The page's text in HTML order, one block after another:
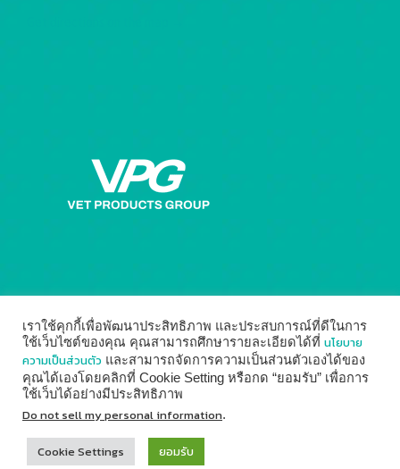
↑
เราใช้คุกกี้เพื่อพัฒนาประสิทธิภาพ และประสบการณ์ที่ดีในการ
ใช้เว็บไซต์ของคุณ คุณสามารถศึกษารายละเอียดได้ที่ นโยบาย
ความเป็นส่วนตัว และสามารถจัดการความเป็นส่วนตัวเองได้ของ
คุณได้เองโดยคลิกที่ Cookie Setting หรือกด “ยอมรับ” เพื่อการ
ใช้เว็บได้อย่างมีประสิทธิภาพ
Do not sell my personal information.
Cookie Settings ยอมรับ